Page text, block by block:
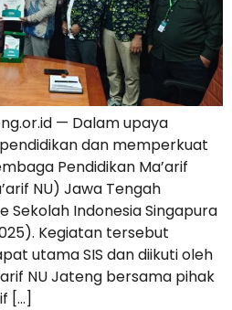
— Dalam upaya
dan memperkuat
Pendidikan Ma’arif
NU) Jawa Tengah
Sekolah Indonesia Singapura
Kegiatan tersebut
utama SIS dan diikuti oleh
NU Jateng bersama pihak
[…]